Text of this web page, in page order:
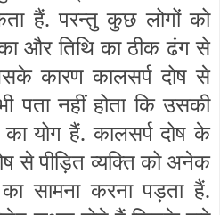
हैं. परन्तु कुछ लोगों को
और तिथि का ठीक ढंग से
कारण कालसर्प दोष से
पता नहीं होता कि उसकी
योग हैं. कालसर्प दोष के
से पीड़ित व्यक्ति को अनेक
सामना करना पड़ता हैं.